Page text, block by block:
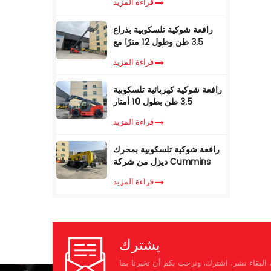
17 مترًا، للبيع
رافعة شوكية تلسكوبية بذراع
3.5 طن وطول 12 مترًا مع
قراءة المزيد
رافعة شوكية كهربائية تلسكوبية
3.5 طن بطول 10 أمتار
قراءة المزيد
رافعة شوكية تلسكوبية بمحرك
ديزل من شركة Cummins
7 أمتار، مزودة بمناولة
قراءة المزيد
يشترك
نشر، اشترك، ونرحب بكم أن تخبرنا بما